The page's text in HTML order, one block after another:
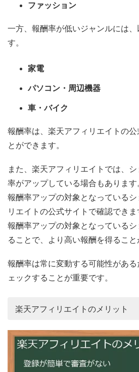
ファッション
一方、報酬率が低いジャンルには、
す。
家電
パソコン・周辺機器
車・バイク
報酬率は、楽天アフィリエイトの公
とができます。
また、楽天アフィリエイトでは、
率がアップしている場合もあります
報酬率アップの対象となっている
リエイトの公式サイトで確認できま
報酬率アップの対象となっている
ることで、より高い報酬を得ること
報酬率は常に変動する可能性があ
ェックすることが重要です。
楽天アフィリエイトのメリット